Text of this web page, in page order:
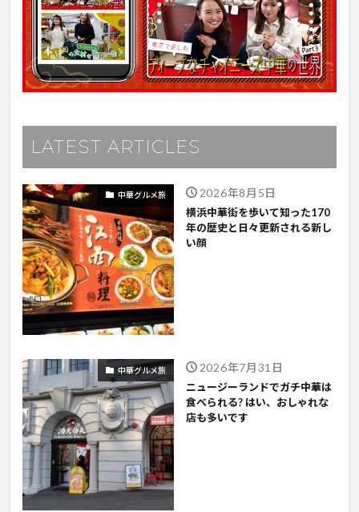
LATEST ARTICLES
中華グルメ旅 2026年8月5日
横浜中華街を歩いて知った170
年の歴史と日々更新される新し
い顔
中華グルメ旅 2026年7月31日
ニュージーランドでガチ中華は
食べられる? はい、おしゃれな
店も多いです